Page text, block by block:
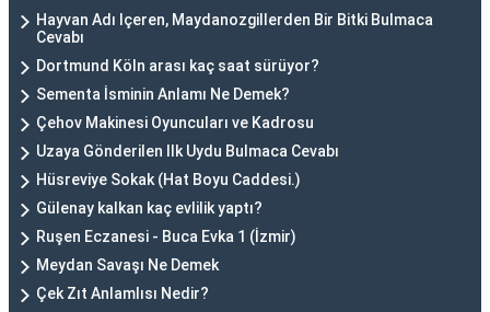
Hayvan Adı Içeren, Maydanozgillerden Bir Bitki Bulmaca
Cevabı
Dortmund Köln arası kaç saat sürüyor?
Sementa İsminin Anlamı Ne Demek?
Çehov Makinesi Oyuncuları ve Kadrosu
Uzaya Gönderilen Ilk Uydu Bulmaca Cevabı
Hüsreviye Sokak (Hat Boyu Caddesi.)
Gülenay kalkan kaç evlilik yaptı?
Ruşen Eczanesi - Buca Evka 1 (İzmir)
Meydan Savaşı Ne Demek
Çek Zıt Anlamlısı Nedir?